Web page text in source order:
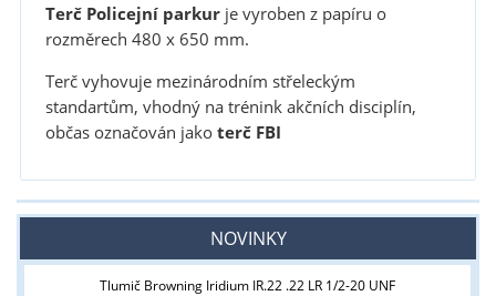
Terč Policejní parkurje vyroben z papíru o
rozměrech 480 x 650 mm.
Terč vyhovuje mezinárodním střeleckým
standartům, vhodný na trénink akčních disciplín,
občas označován jakoterč FBI
NOVINKY
Tlumič Browning Iridium IR.22 .22 LR 1/2-20 UNF